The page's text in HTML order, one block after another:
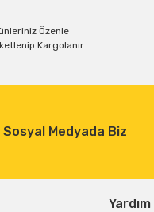
Özenle
Kargolanır
Sosyal Medyada Biz
Yardım